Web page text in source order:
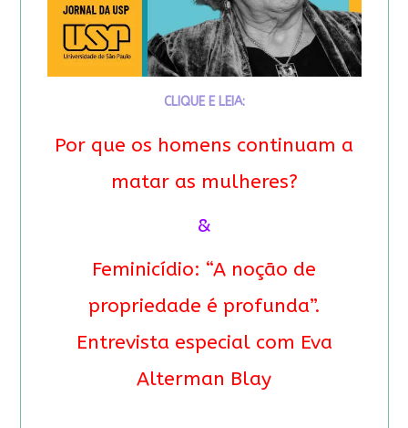
CLIQUE E LEIA:
Por que os homens continuam a
matar as mulheres?
&
Feminicídio: “A noção de
propriedade é profunda”.
Entrevista especial com Eva
Alterman Blay